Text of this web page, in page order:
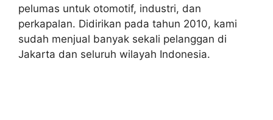
pelumas untuk otomotif, industri, dan
perkapalan. Didirikan pada tahun 2010, kami
sudah menjual banyak sekali pelanggan di
Jakarta dan seluruh wilayah Indonesia.